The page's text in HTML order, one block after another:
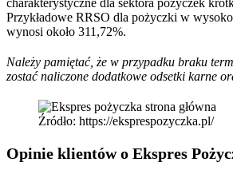
charakterystyczne dla sektora pożyczek
Przykładowe RRSO dla pożyczki w
wynosi około 311,72%.
Należy pamiętać, że w przypadku braku
zostać naliczone dodatkowe odsetki karne
Źródło: https://eksprespozyczka.pl/
Opinie klientów o Ekspres